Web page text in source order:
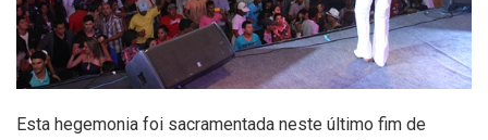
Esta hegemonia foi sacramentada neste último fim de